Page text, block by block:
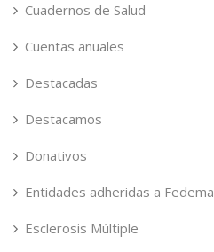
Cuadernos de Salud
Cuentas anuales
Destacadas
Destacamos
Donativos
Entidades adheridas a Fedema
Esclerosis Múltiple